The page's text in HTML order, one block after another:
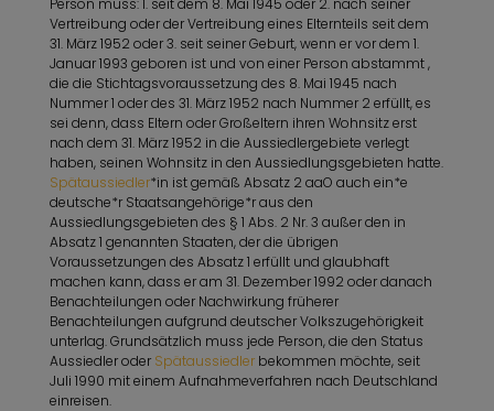
Person muss: 1. seit dem 8. Mai 1945 oder 2. nach seiner
Vertreibung oder der Vertreibung eines Elternteils seit dem
31. März 1952 oder 3. seit seiner Geburt, wenn er vor dem 1.
Januar 1993 geboren ist und von einer Person abstammt ,
die die Stichtagsvoraussetzung des 8. Mai 1945 nach
Nummer 1 oder des 31. März 1952 nach Nummer 2 erfüllt, es
sei denn, dass Eltern oder Großeltern ihren Wohnsitz erst
nach dem 31. März 1952 in die Aussiedlergebiete verlegt
haben, seinen Wohnsitz in den Aussiedlungsgebieten hatte.
Spätaussiedler*in ist gemäß Absatz 2 aaO auch ein*e
deutsche*r Staatsangehörige*r aus den
Aussiedlungsgebieten des § 1 Abs. 2 Nr. 3 außer den in
Absatz 1 genannten Staaten, der die übrigen
Voraussetzungen des Absatz 1 erfüllt und glaubhaft
machen kann, dass er am 31. Dezember 1992 oder danach
Benachteilungen oder Nachwirkung früherer
Benachteilungen aufgrund deutscher Volkszugehörigkeit
unterlag. Grundsätzlich muss jede Person, die den Status
Aussiedler oder Spätaussiedlerbekommen möchte, seit
Juli 1990 mit einem Aufnahmeverfahren nach Deutschland
einreisen.